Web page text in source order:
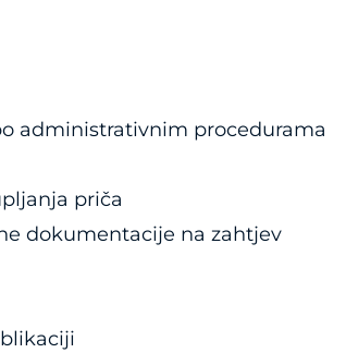
administrativnim procedurama
priča
dokumentacije na zahtjev